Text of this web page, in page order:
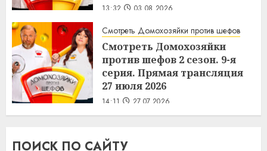
13:32 03.08.2026
Смотреть Домохозяйки против шефов
Смотреть Домохозяйки
против шефов 2 сезон. 9-я
серия. Прямая трансляция
27 июля 2026
14:11 27.07.2026
ПОИСК ПО САЙТУ